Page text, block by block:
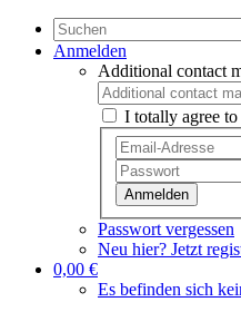
Anmelden
Additional contact
I totally agree
Anmelden
Passwort vergessen
Neu hier? Jetzt
0,00 €
Es befinden sich